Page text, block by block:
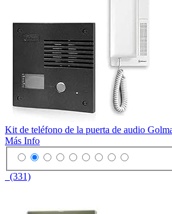
Kit de teléfono de la puerta de audio
Más Info
(331)